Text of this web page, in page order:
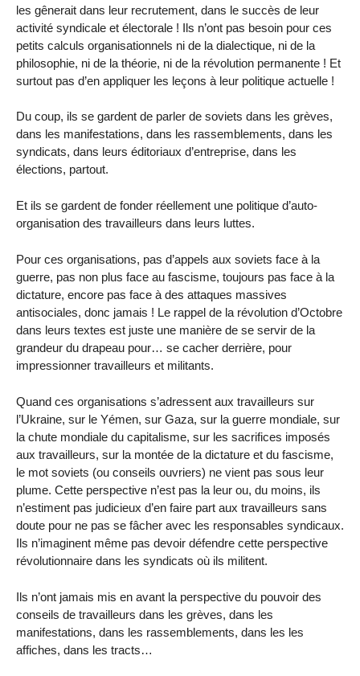
les gênerait dans leur recrutement, dans le succès de leur
activité syndicale et électorale ! Ils n’ont pas besoin pour ces
petits calculs organisationnels ni de la dialectique, ni de la
philosophie, ni de la théorie, ni de la révolution permanente ! Et
surtout pas d’en appliquer les leçons à leur politique actuelle !
Du coup, ils se gardent de parler de soviets dans les grèves,
dans les manifestations, dans les rassemblements, dans les
syndicats, dans leurs éditoriaux d’entreprise, dans les
élections, partout.
Et ils se gardent de fonder réellement une politique d’auto-
organisation des travailleurs dans leurs luttes.
Pour ces organisations, pas d’appels aux soviets face à la
guerre, pas non plus face au fascisme, toujours pas face à la
dictature, encore pas face à des attaques massives
antisociales, donc jamais ! Le rappel de la révolution d’Octobre
dans leurs textes est juste une manière de se servir de la
grandeur du drapeau pour… se cacher derrière, pour
impressionner travailleurs et militants.
Quand ces organisations s’adressent aux travailleurs sur
l’Ukraine, sur le Yémen, sur Gaza, sur la guerre mondiale, sur
la chute mondiale du capitalisme, sur les sacrifices imposés
aux travailleurs, sur la montée de la dictature et du fascisme,
le mot soviets (ou conseils ouvriers) ne vient pas sous leur
plume. Cette perspective n’est pas la leur ou, du moins, ils
n’estiment pas judicieux d’en faire part aux travailleurs sans
doute pour ne pas se fâcher avec les responsables syndicaux.
Ils n’imaginent même pas devoir défendre cette perspective
révolutionnaire dans les syndicats où ils militent.
Ils n’ont jamais mis en avant la perspective du pouvoir des
conseils de travailleurs dans les grèves, dans les
manifestations, dans les rassemblements, dans les les
affiches, dans les tracts…